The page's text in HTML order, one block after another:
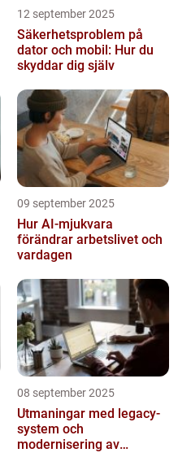
12 september 2025
Säkerhetsproblem på
dator och mobil: Hur du
skyddar dig själv
09 september 2025
Hur AI-mjukvara
förändrar arbetslivet och
vardagen
08 september 2025
Utmaningar med legacy-
system och
modernisering av